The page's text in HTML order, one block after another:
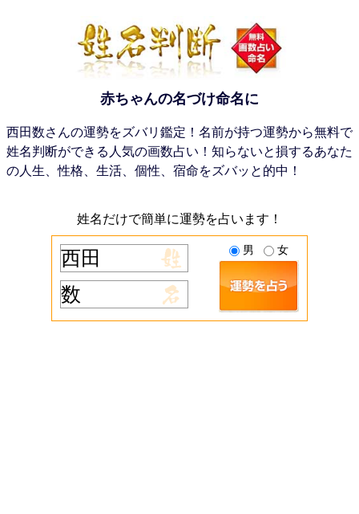
赤ちゃんの名づけ命名に
西田数さんの運勢をズバリ鑑定！名前が持つ運勢から無料で
姓名判断ができる人気の画数占い！知らないと損するあなた
の人生、性格、生活、個性、宿命をズバッと的中！
姓名だけで簡単に運勢を占います！
男 女